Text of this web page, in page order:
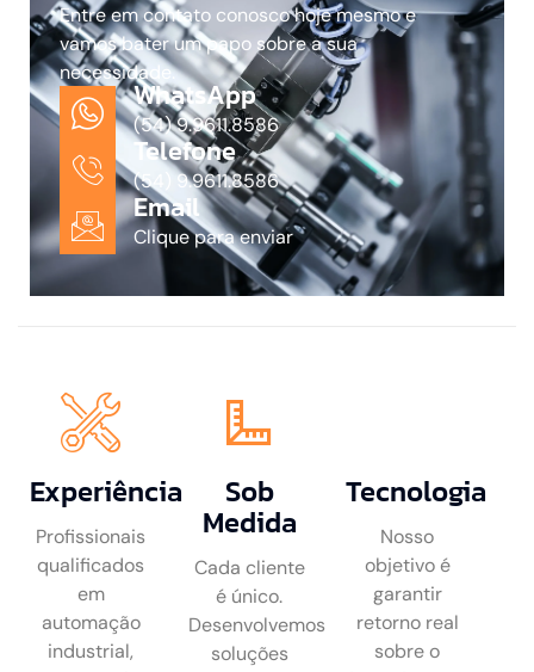
Entre em contato conosco hoje mesmo e
vamos bater um papo sobre a sua
necessidade.
WhatsApp
(54) 9.9611.8586
Telefone
(54) 9.9611.8586
Email
Clique para enviar
Experiência
Profissionais
qualificados
em
automação
industrial,
Sob
Medida
Cada cliente
é único.
Desenvolvemos
soluções
Tecnologia
Nosso
objetivo é
garantir
retorno real
sobre o